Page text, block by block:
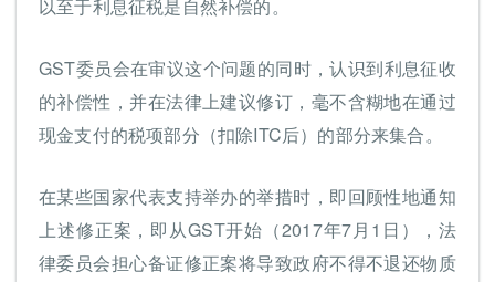
以至于利息征税是自然补偿的。
GST委员会在审议这个问题的同时，认识到利息征收
的补偿性，并在法律上建议修订，毫不含糊地在通过
现金支付的税项部分（扣除ITC后）的部分来集合。
在某些国家代表支持举办的举措时，即回顾性地通知
上述修正案，即从GST开始（2017年7月1日），法
律委员会担心备证修正案将导致政府不得不退还物质